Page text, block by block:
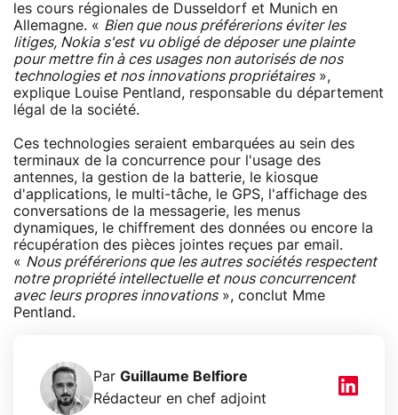
les cours régionales de Dusseldorf et Munich en
Allemagne. « Bien que nous préférerions éviter les
litiges, Nokia s'est vu obligé de déposer une plainte
pour mettre fin à ces usages non autorisés de nos
technologies et nos innovations propriétaires»,
explique Louise Pentland, responsable du département
légal de la société.
Ces technologies seraient embarquées au sein des
terminaux de la concurrence pour l'usage des
antennes, la gestion de la batterie, le kiosque
d'applications, le multi-tâche, le GPS, l'affichage des
conversations de la messagerie, les menus
dynamiques, le chiffrement des données ou encore la
récupération des pièces jointes reçues par email.
« Nous préférerions que les autres sociétés respectent
notre propriété intellectuelle et nous concurrencent
avec leurs propres innovations», conclut Mme
Pentland.
Par Guillaume Belfiore
Rédacteur en chef adjoint